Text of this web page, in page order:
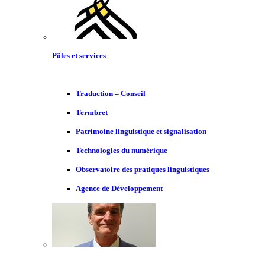
Pôles et services
Traduction – Conseil
Termbret
Patrimoine linguistique et signalisation
Technologies du numérique
Observatoire des pratiques linguistiques
Agence de Développement